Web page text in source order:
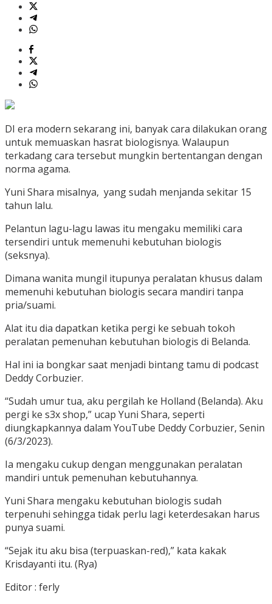
DI era modern sekarang ini, banyak cara dilakukan orang
untuk memuaskan hasrat biologisnya. Walaupun
terkadang cara tersebut mungkin bertentangan dengan
norma agama.
Yuni Shara misalnya, yang sudah menjanda sekitar 15
tahun lalu.
Pelantun lagu-lagu lawas itu mengaku memiliki cara
tersendiri untuk memenuhi kebutuhan biologis
(seksnya).
Dimana wanita mungil itupunya peralatan khusus dalam
memenuhi kebutuhan biologis secara mandiri tanpa
pria/suami.
Alat itu dia dapatkan ketika pergi ke sebuah tokoh
peralatan pemenuhan kebutuhan biologis di Belanda.
Hal ini ia bongkar saat menjadi bintang tamu di podcast
Deddy Corbuzier.
“Sudah umur tua, aku pergilah ke Holland (Belanda). Aku
pergi ke s3x shop,” ucap Yuni Shara, seperti
diungkapkannya dalam YouTube Deddy Corbuzier, Senin
(6/3/2023).
Ia mengaku cukup dengan menggunakan peralatan
mandiri untuk pemenuhan kebutuhannya.
Yuni Shara mengaku kebutuhan biologis sudah
terpenuhi sehingga tidak perlu lagi keterdesakan harus
punya suami.
“Sejak itu aku bisa (terpuaskan-red),” kata kakak
Krisdayanti itu. (Rya)
Editor : ferly